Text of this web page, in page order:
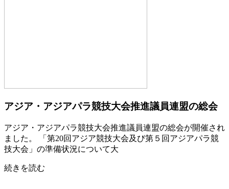
アジア・アジアパラ競技大会推進議員連盟の総会
アジア・アジアパラ競技大会推進議員連盟の総会が開催され
ました。 「第20回アジア競技大会及び第５回アジアパラ競
技大会」の準備状況について大
続きを読む